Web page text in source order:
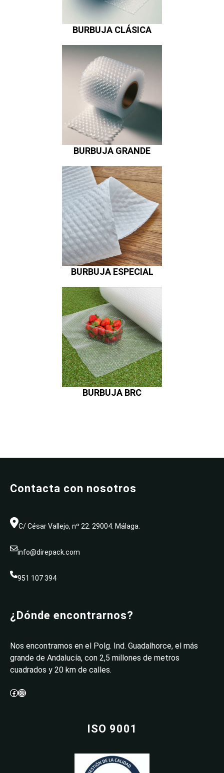
BURBUJA CLÁSICA
BURBUJA GRANDE
BURBUJA ESPECIAL
BURBUJA BRC
Contacta con nosotros
C/ César Vallejo, nº 22. 29004. Málaga.
info@direpack.com
951 107 394
¿Dónde encontrarnos?
Nos encontramos en el Polg. Ind. Guadalhorce, el más
grande de Andalucía, con 2,5 millones de metros
cuadrados y 20 km de calles.
Facebook Instagram
ISO 9001